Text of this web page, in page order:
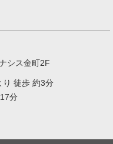
シス金町2F
り 徒歩 約3分
分